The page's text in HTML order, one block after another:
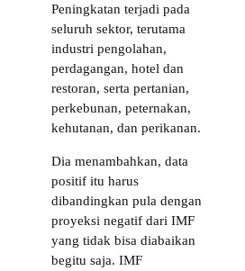
Peningkatan terjadi pada
seluruh sektor, terutama
industri pengolahan,
perdagangan, hotel dan
restoran, serta pertanian,
perkebunan, peternakan,
kehutanan, dan perikanan.
Dia menambahkan, data
positif itu harus
dibandingkan pula dengan
proyeksi negatif dari IMF
yang tidak bisa diabaikan
begitu saja. IMF